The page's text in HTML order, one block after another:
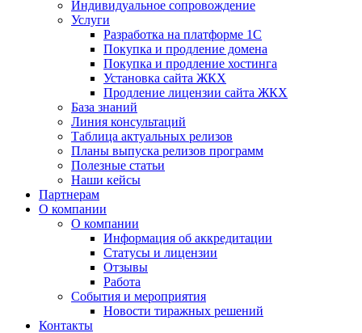
Индивидуальное сопровождение
Услуги
Разработка на платформе 1С
Покупка и продление домена
Покупка и продление хостинга
Установка сайта ЖКХ
Продление лицензии сайта ЖКХ
База знаний
Линия консультаций
Таблица актуальных релизов
Планы выпуска релизов программ
Полезные статьи
Наши кейсы
Партнерам
О компании
О компании
Информация об аккредитации
Статусы и лицензии
Отзывы
Работа
События и мероприятия
Новости тиражных решений
Контакты